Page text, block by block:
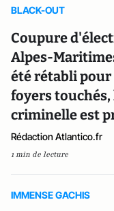
BLACK-OUT
Coupure
Alpes-
été rétabli pour
foyers touchés,
criminelle est
Rédaction Atlantico.fr
1 min de lecture
IMMENSE GACHIS